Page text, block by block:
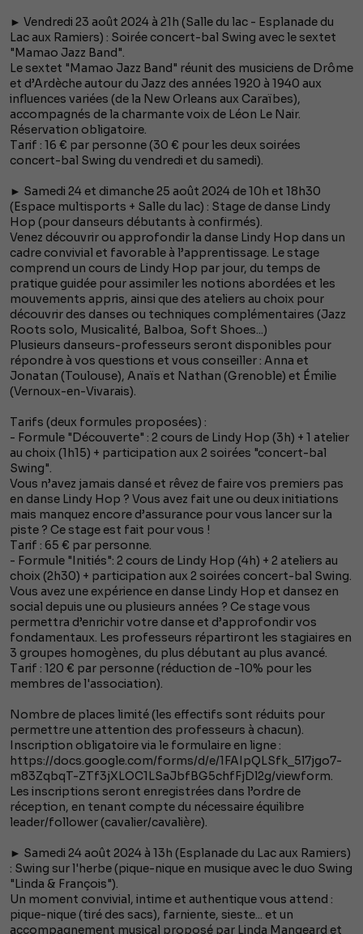
► Vendredi 23 août 2024 à 21h (Salle du lac - Esplanade du
Lac aux Ramiers) : Soirée concert-bal Swing avec le sextet
"Mamao Jazz Band".
Le sextet "Mamao Jazz Band" réunit des musiciens de Drôme
et d’Ardèche autour du Jazz des années 1920 à 1940 aux
influences variées (de la New Orleans aux Caraïbes),
accompagnés de la charmante voix de Léon Le Nair.
Réservation obligatoire.
Tarif : 16 € par personne (30 € pour les deux soirées
concert-bal Swing du vendredi et du samedi).
► Samedi 24 et dimanche 25 août 2024 de 10h et 18h30
(Espace multisports + Salle du lac) : Stage de danse Lindy
Hop (pour danseurs débutants à confirmés).
Venez découvrir ou approfondir la danse Lindy Hop dans un
cadre convivial et favorable à l’apprentissage. Le stage
comprend un cours de Lindy Hop par jour, du temps de
pratique guidée pour assimiler les notions abordées et les
mouvements appris, ainsi que des ateliers au choix pour
découvrir des danses ou techniques complémentaires (Jazz
Roots solo, Musicalité, Balboa, Soft Shoes...)
Plusieurs danseurs-professeurs seront disponibles pour
répondre à vos questions et vous conseiller : Anna et
Jonatan (Toulouse), Anaïs et Nathan (Grenoble) et Émilie
(Vernoux-en-Vivarais).
Tarifs (deux formules proposées) :
- Formule "Découverte" : 2 cours de Lindy Hop (3h) + 1 atelier
au choix (1h15) + participation aux 2 soirées "concert-bal
Swing".
Vous n’avez jamais dansé et rêvez de faire vos premiers pas
en danse Lindy Hop ? Vous avez fait une ou deux initiations
mais manquez encore d’assurance pour vous lancer sur la
piste ? Ce stage est fait pour vous !
Tarif : 65 € par personne.
- Formule "Initiés": 2 cours de Lindy Hop (4h) + 2 ateliers au
choix (2h30) + participation aux 2 soirées concert-bal Swing.
Vous avez une expérience en danse Lindy Hop et dansez en
social depuis une ou plusieurs années ? Ce stage vous
permettra d’enrichir votre danse et d’approfondir vos
fondamentaux. Les professeurs répartiront les stagiaires en
3 groupes homogènes, du plus débutant au plus avancé.
Tarif : 120 € par personne (réduction de -10% pour les
membres de l'association).
Nombre de places limité (les effectifs sont réduits pour
permettre une attention des professeurs à chacun).
Inscription obligatoire via le formulaire en ligne :
https://docs.google.com/forms/d/e/1FAIpQLSfk_5l7jgo7-
m83ZqbqT-ZTf3jXLOC1LSaJbfBG5chfFjDl2g/viewform.
Les inscriptions seront enregistrées dans l’ordre de
réception, en tenant compte du nécessaire équilibre
leader/follower (cavalier/cavalière).
► Samedi 24 août 2024 à 13h (Esplanade du Lac aux Ramiers)
: Swing sur l'herbe (pique-nique en musique avec le duo Swing
"Linda & François").
Un moment convivial, intime et authentique vous attend :
pique-nique (tiré des sacs), farniente, sieste... et un
accompagnement musical proposé par Linda Mangeard et